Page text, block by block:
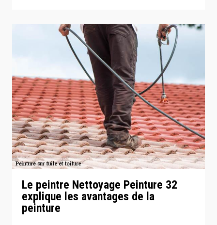
Le peintre Nettoyage Peinture 32
explique les avantages de la
peinture